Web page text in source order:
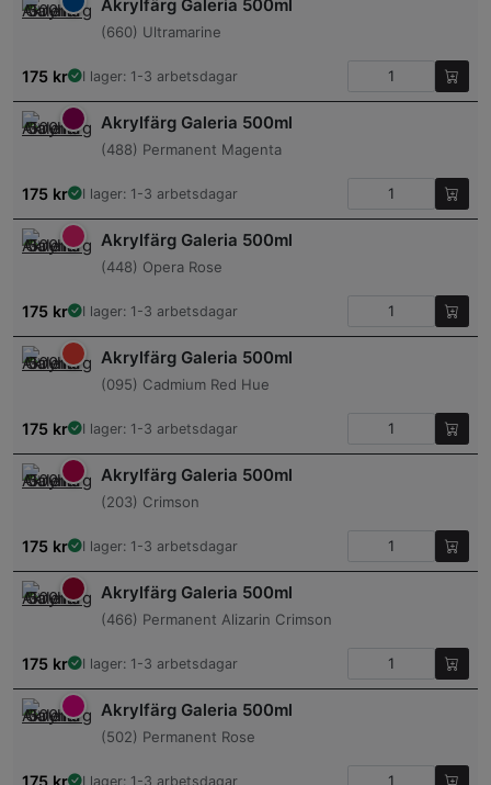
Akrylfärg Galeria 500ml
(660) Ultramarine
175 kr I lager: 1-3 arbetsdagar
Akrylfärg Galeria 500ml
(488) Permanent Magenta
175 kr I lager: 1-3 arbetsdagar
Akrylfärg Galeria 500ml
(448) Opera Rose
175 kr I lager: 1-3 arbetsdagar
Akrylfärg Galeria 500ml
(095) Cadmium Red Hue
175 kr I lager: 1-3 arbetsdagar
Akrylfärg Galeria 500ml
(203) Crimson
175 kr I lager: 1-3 arbetsdagar
Akrylfärg Galeria 500ml
(466) Permanent Alizarin Crimson
175 kr I lager: 1-3 arbetsdagar
Akrylfärg Galeria 500ml
(502) Permanent Rose
I lager: 1-3 arbetsdagar